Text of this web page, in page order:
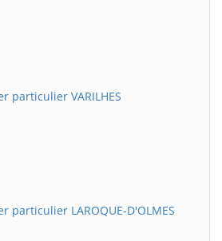
particulier VARILHES
particulier LAROQUE-D'OLMES